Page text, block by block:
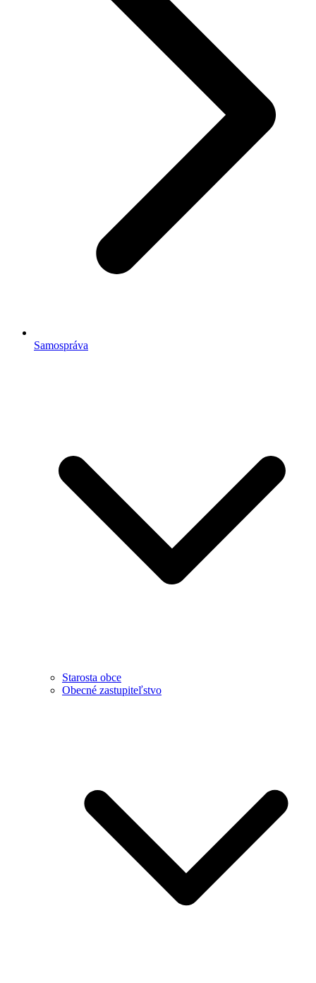
Samospráva
Starosta obce
Obecné zastupiteľstvo